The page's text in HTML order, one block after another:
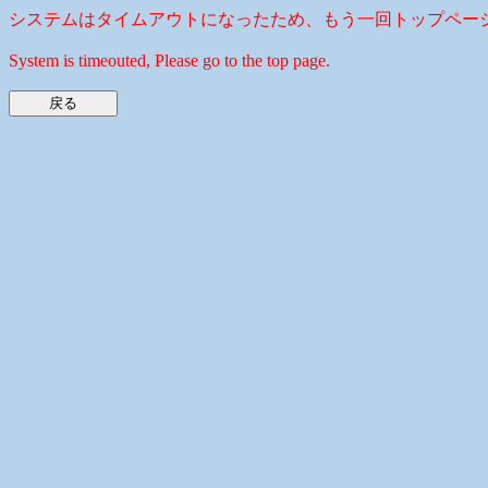
システムはタイムアウトになったため、もう一回トップペー
System is timeouted, Please go to the top page.